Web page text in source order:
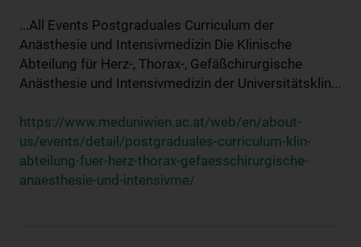
...All Events Postgraduales Curriculum der
Anästhesie und Intensivmedizin Die Klinische
Abteilung für Herz-, Thorax-, Gefäßchirurgische
Anästhesie und Intensivmedizin der Universitätsklin...
https://www.meduniwien.ac.at/web/en/about-
us/events/detail/postgraduales-curriculum-klin-
abteilung-fuer-herz-thorax-gefaesschirurgische-
anaesthesie-und-intensivme/